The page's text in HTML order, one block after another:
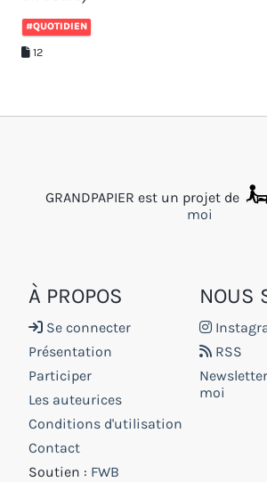
#QUOTIDIEN
12
GRANDPAPIER est un projet de
moi
À PROPOS
Se connecter
Présentation
Participer
Les auteurices
Conditions d'utilisation
Contact
Soutien : FWB
NOUS
RSS
moi